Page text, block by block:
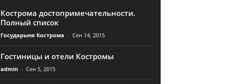
Кострома достопримечательности.
Полный список
Государыня Кострома - Сен 14, 2015
Гостиницы и отели Костромы
admin - Сен 5, 2015